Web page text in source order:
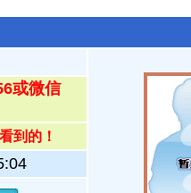
或微信
到的！